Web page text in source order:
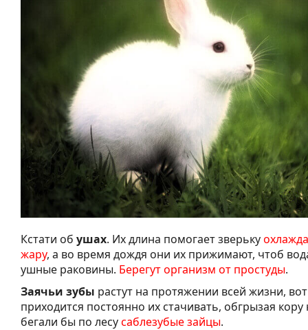
Кстати об ушах. Их длина помогает зверьку
жару, а во время дождя они их прижимают, чтоб
ушные раковины. Берегут организм от простуды.
Заячьи зубы растут на протяжении всей жизни,
приходится постоянно их стачивать, обгрызая
бегали бы по лесусаблезубые зайцы.